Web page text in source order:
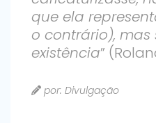
que ela
o contrário),
existência”
por: Divulgação